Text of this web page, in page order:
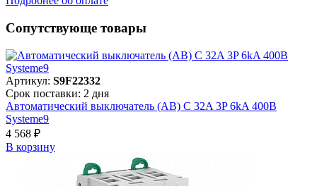
Сопутствующе товары
Артикул: S9F22332
Срок поставки: 2 дня
Автоматический выключатель (АВ) C 32A 3P 6kA 400В
Systeme9
4 568 ₽
В корзинy